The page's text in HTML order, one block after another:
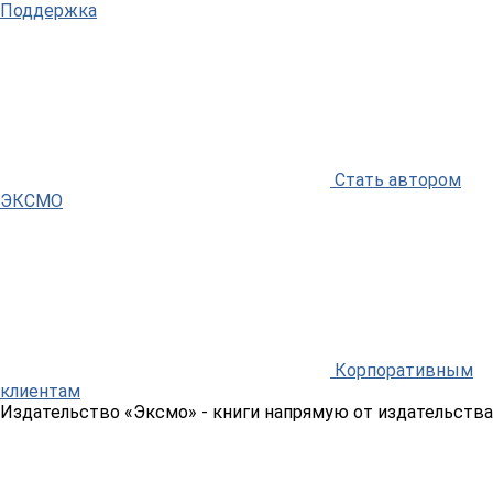
Поддержка
Стать автором
ЭКСМО
Корпоративным
клиентам
Издательство «Эксмо» - книги напрямую от издательства